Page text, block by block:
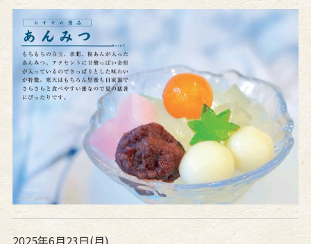
2025年6月23日(月)